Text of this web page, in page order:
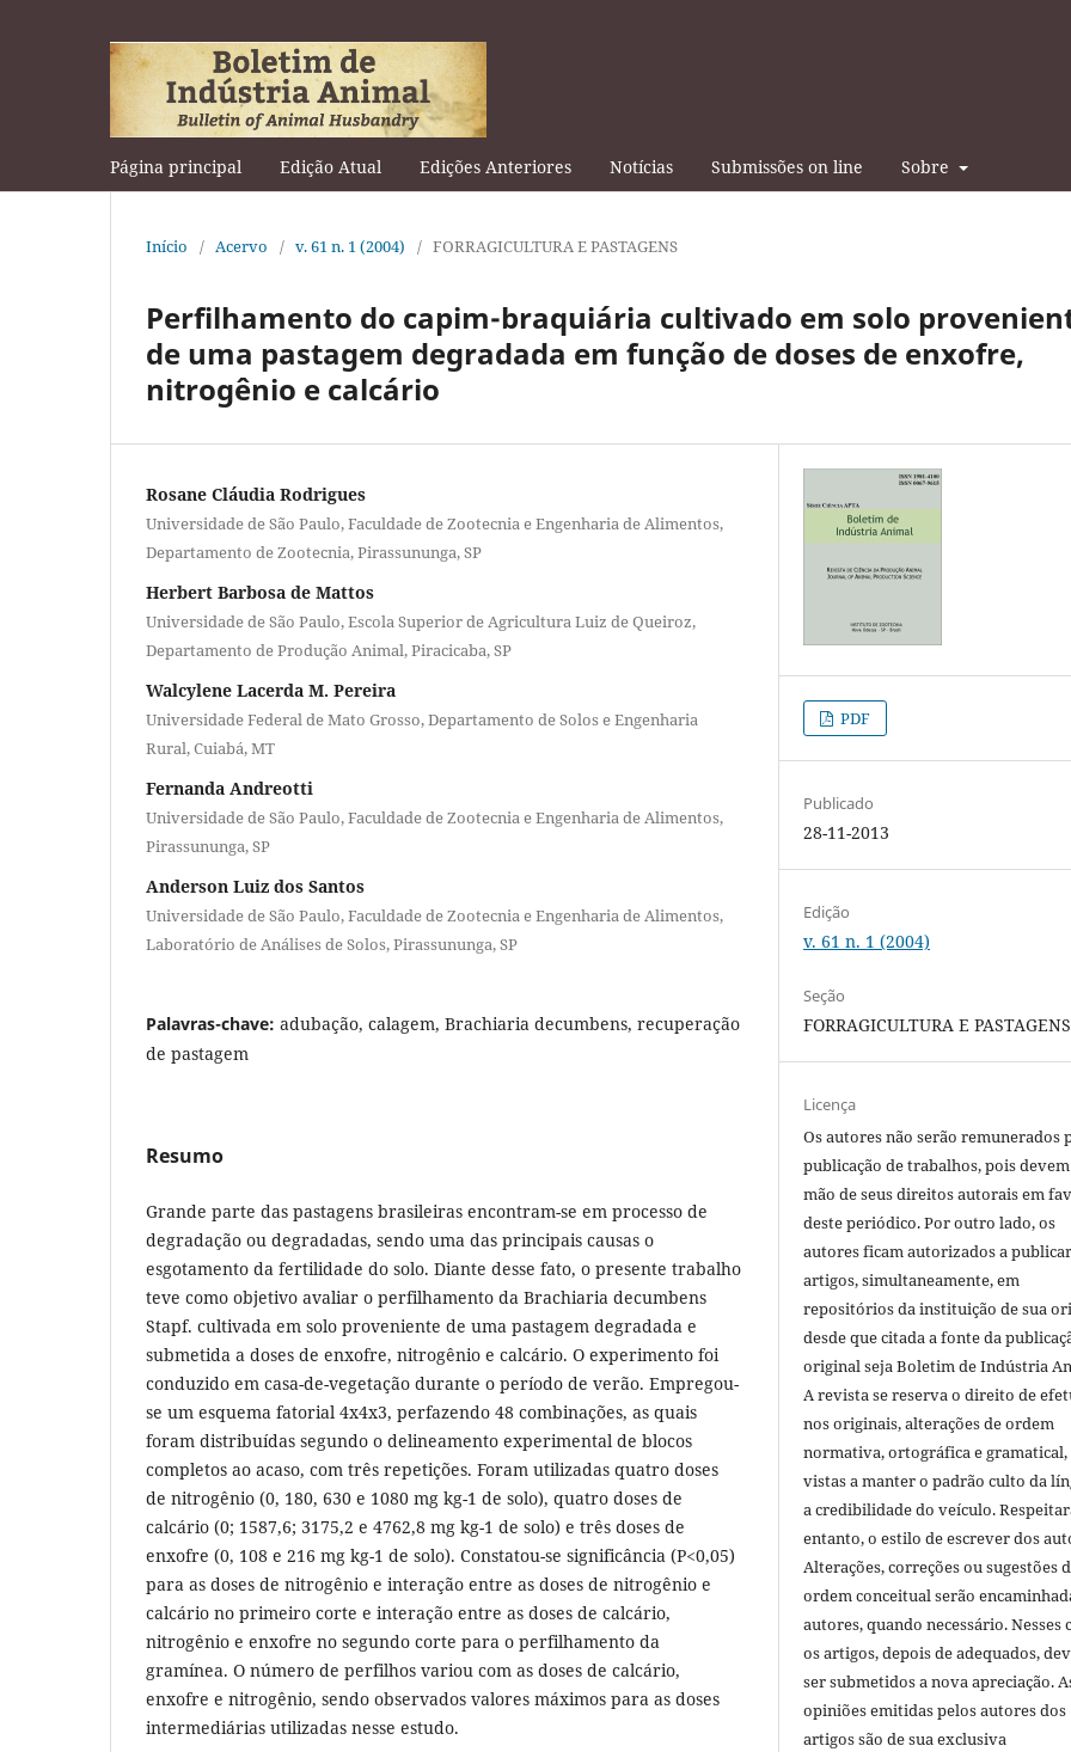
Página principal Edição Atual Edições Anteriores Notícias Submissões on line Sobre
Início / Acervo / v. 61 n. 1 (2004) / FORRAGICULTURA E PASTAGENS
Perfilhamento do capim-braquiária cultivado em solo
de uma pastagem degradada em função de doses de enxofre,
nitrogênio e calcário
Rosane Cláudia Rodrigues
Universidade de São Paulo, Faculdade de Zootecnia e Engenharia de Alimentos,
Departamento de Zootecnia, Pirassununga, SP
Herbert Barbosa de Mattos
Universidade de São Paulo, Escola Superior de Agricultura Luiz de Queiroz,
Departamento de Produção Animal, Piracicaba, SP
Walcylene Lacerda M. Pereira
Universidade Federal de Mato Grosso, Departamento de Solos e Engenharia
Rural, Cuiabá, MT
Fernanda Andreotti
Universidade de São Paulo, Faculdade de Zootecnia e Engenharia de Alimentos,
Pirassununga, SP
Anderson Luiz dos Santos
Universidade de São Paulo, Faculdade de Zootecnia e Engenharia de Alimentos,
Laboratório de Análises de Solos, Pirassununga, SP
Palavras-chave: adubação, calagem, Brachiaria decumbens, recuperação
de pastagem
Resumo
Grande parte das pastagens brasileiras encontram-se em processo de
degradação ou degradadas, sendo uma das principais causas o
esgotamento da fertilidade do solo. Diante desse fato, o presente trabalho
teve como objetivo avaliar o perfilhamento da Brachiaria decumbens
Stapf. cultivada em solo proveniente de uma pastagem degradada e
submetida a doses de enxofre, nitrogênio e calcário. O experimento foi
conduzido em casa-de-vegetação durante o período de verão. Empregou-
se um esquema fatorial 4x4x3, perfazendo 48 combinações, as quais
foram distribuídas segundo o delineamento experimental de blocos
completos ao acaso, com três repetições. Foram utilizadas quatro doses
de nitrogênio (0, 180, 630 e 1080 mg kg-1 de solo), quatro doses de
calcário (0; 1587,6; 3175,2 e 4762,8 mg kg-1 de solo) e três doses de
enxofre (0, 108 e 216 mg kg-1 de solo). Constatou-se significância (P<0,05)
para as doses de nitrogênio e interação entre as doses de nitrogênio e
calcário no primeiro corte e interação entre as doses de calcário,
nitrogênio e enxofre no segundo corte para o perfilhamento da
gramínea. O número de perfilhos variou com as doses de calcário,
enxofre e nitrogênio, sendo observados valores máximos para as doses
intermediárias utilizadas nesse estudo.
PDF
Publicado
28-11-2013
Edição
v. 61 n. 1 (2004)
Seção
FORRAGICULTURA E PASTAGENS
Licença
Os autores não serão remunerados
publicação de trabalhos, pois
mão de seus direitos autorais em
deste periódico. Por outro lado, os
autores ficam autorizados a
artigos, simultaneamente, em
repositórios da instituição de sua
desde que citada a fonte da
original seja Boletim de Indústria
A revista se reserva o direito de
nos originais, alterações de ordem
normativa, ortográfica e gramatical,
vistas a manter o padrão culto da
a credibilidade do veículo.
entanto, o estilo de escrever dos
Alterações, correções ou sugestões
ordem conceitual serão
autores, quando necessário. Nesses
os artigos, depois de adequados,
ser submetidos a nova apreciação.
opiniões emitidas pelos autores dos
artigos são de sua exclusiva